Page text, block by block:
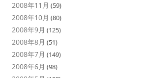
2008年11月 (59)
2008年10月 (80)
2008年9月 (125)
2008年8月 (51)
2008年7月 (149)
2008年6月 (98)